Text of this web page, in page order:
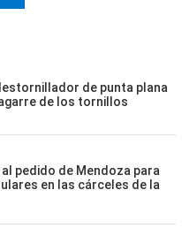
de punta plana
de los tornillos
pedido de Mendoza para
en las cárceles de la